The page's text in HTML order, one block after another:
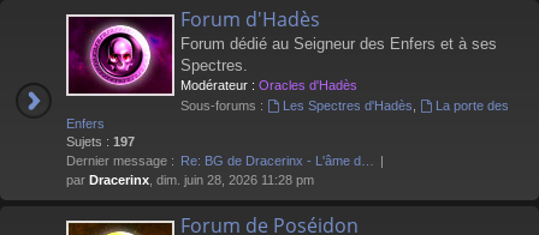
Forum d'Hadès
Forum dédié au Seigneur des Enfers et à ses
Spectres.
Modérateur : Oracles d'Hadès
Sous-forums :
Les Spectres d'Hadès
La porte des
Enfers
Sujets : 197
Dernier message : Re: BG de Dracerinx - L'âme d…
par Dracerinx , dim. juin 28, 2026 11:28 pm
Forum de Poséidon